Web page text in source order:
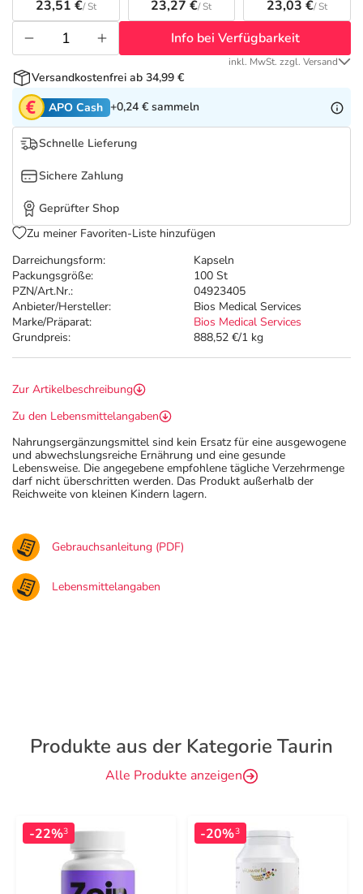
Tierapotheke
Vitamine & Mineralstoffe
Marken
Salus Deals
Darreichungsform:
Kapseln
Packungsgröße:
100 St
PZN/Art.Nr.:
04923405
Anbieter/Hersteller:
Bios Medical Services
Marke/Präparat:
Bios Medical Services
Grundpreis:
888,52 €/1 kg
23,51 €/ St 23,27 €/ St 23,03 €/ St
Info bei Verfügbarkeit
inkl. MwSt. zzgl. Versand
Versandkostenfrei ab 34,99 €
APO Cash +0,24 € sammeln
Schnelle Lieferung
Sichere Zahlung
Geprüfter Shop
Zu meiner Favoriten-Liste hinzufügen
Zur Artikelbeschreibung
Zu den Lebensmittelangaben
Nahrungsergänzungsmittel sind kein Ersatz für eine ausgewogene
und abwechslungsreiche Ernährung und eine gesunde
Lebensweise. Die angegebene empfohlene tägliche Verzehrmenge
darf nicht überschritten werden. Das Produkt außerhalb der
Reichweite von kleinen Kindern lagern.
Gebrauchsanleitung (PDF)
Lebensmittelangaben
Produkte aus der Kategorie Taurin
Alle Produkte anzeigen
-22%3 -20%3